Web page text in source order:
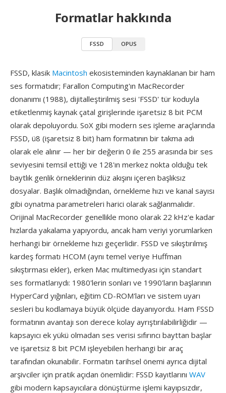
Formatlar hakkında
FSSD OPUS
FSSD, klasik Macintosh ekosisteminden kaynaklanan bir ham
ses formatıdır; Farallon Computing'ın MacRecorder
donanımı (1988), dijitalleştirilmiş sesi 'FSSD' tür koduyla
etiketlenmiş kaynak çatal girişlerinde işaretsiz 8 bit PCM
olarak depoluyordu. SoX gibi modern ses işleme araçlarında
FSSD, ü8 (işaretsiz 8 bit) ham formatının bir takma adı
olarak ele alınır — her bir değerin 0 ile 255 arasında bir ses
seviyesini temsil ettiği ve 128'ın merkez nokta olduğu tek
baytlık genlik örneklerinin düz akışını içeren başlıksız
dosyalar. Başlık olmadığından, örnekleme hızı ve kanal sayısı
gibi oynatma parametreleri harici olarak sağlanmalıdır.
Orijinal MacRecorder genellikle mono olarak 22 kHz'e kadar
hızlarda yakalama yapıyordu, ancak ham veriyi yorumlarken
herhangi bir örnekleme hızı geçerlidir. FSSD ve sıkıştırılmış
kardeş formatı HCOM (aynı temel veriye Huffman
sıkıştırması ekler), erken Mac multimedyası için standart
ses formatlarıydı: 1980'lerin sonları ve 1990'ların başlarının
HyperCard yığınları, eğitim CD-ROM'ları ve sistem uyarı
sesleri bu kodlamaya büyük ölçüde dayanıyordu. Ham FSSD
formatının avantajı son derece kolay ayrıştırılabilirliğidir —
kapsayıcı ek yükü olmadan ses verisi sıfırıncı bayttan başlar
ve işaretsiz 8 bit PCM işleyebilen herhangi bir araç
tarafından okunabilir. Formatın tarihsel önemi ayrıca dijital
arşivciler için pratik açıdan önemlidir: FSSD kayıtlarını WAV
gibi modern kapsayıcılara dönüştürme işlemi kayıpsızdır,